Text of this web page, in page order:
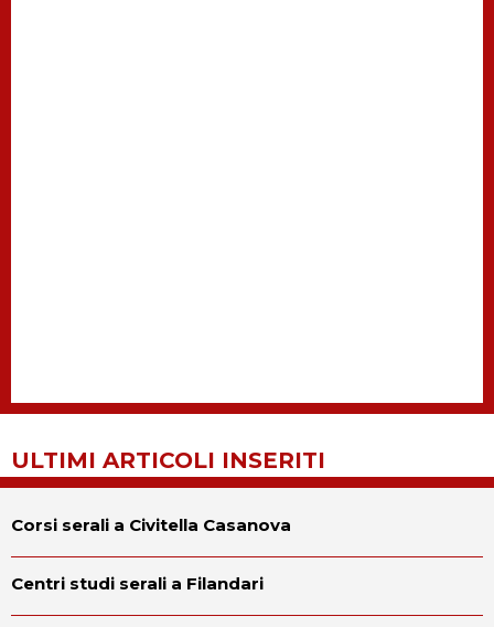
ULTIMI ARTICOLI INSERITI
Corsi serali a Civitella Casanova
Centri studi serali a Filandari